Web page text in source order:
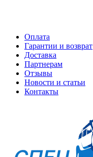
Оплата
Гарантии и возврат
Доставка
Партнерам
Отзывы
Новости и статьи
Контакты